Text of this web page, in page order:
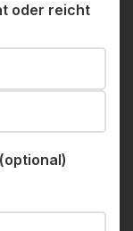
oder reicht